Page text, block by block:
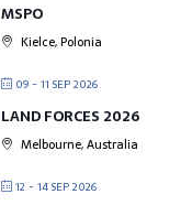
MSPO
Kielce, Polonia
09 - 11 SEP 2026
LAND FORCES 2026
Melbourne, Australia
12 - 14 SEP 2026